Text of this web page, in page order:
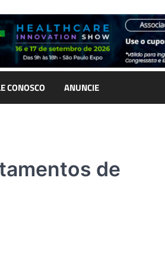
CONOSCO ANUNCIE
de